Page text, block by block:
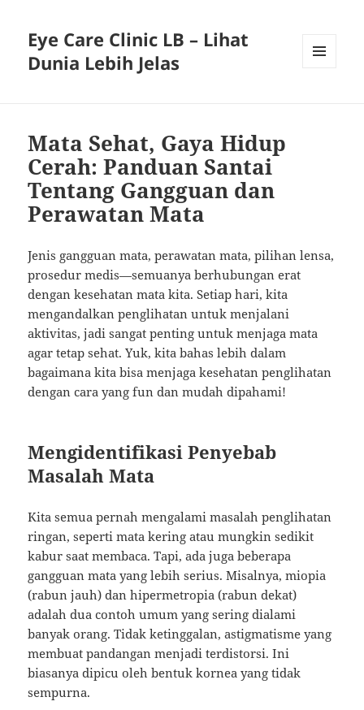
Eye Care Clinic LB – Lihat
Dunia Lebih Jelas
Mata Sehat, Gaya Hidup
Cerah: Panduan Santai
Tentang Gangguan dan
Perawatan Mata
Jenis gangguan mata, perawatan mata, pilihan lensa,
prosedur medis—semuanya berhubungan erat
dengan kesehatan mata kita. Setiap hari, kita
mengandalkan penglihatan untuk menjalani
aktivitas, jadi sangat penting untuk menjaga mata
agar tetap sehat. Yuk, kita bahas lebih dalam
bagaimana kita bisa menjaga kesehatan penglihatan
dengan cara yang fun dan mudah dipahami!
Mengidentifikasi Penyebab
Masalah Mata
Kita semua pernah mengalami masalah penglihatan
ringan, seperti mata kering atau mungkin sedikit
kabur saat membaca. Tapi, ada juga beberapa
gangguan mata yang lebih serius. Misalnya, miopia
(rabun jauh) dan hipermetropia (rabun dekat)
adalah dua contoh umum yang sering dialami
banyak orang. Tidak ketinggalan, astigmatisme yang
membuat pandangan menjadi terdistorsi. Ini
biasanya dipicu oleh bentuk kornea yang tidak
sempurna.